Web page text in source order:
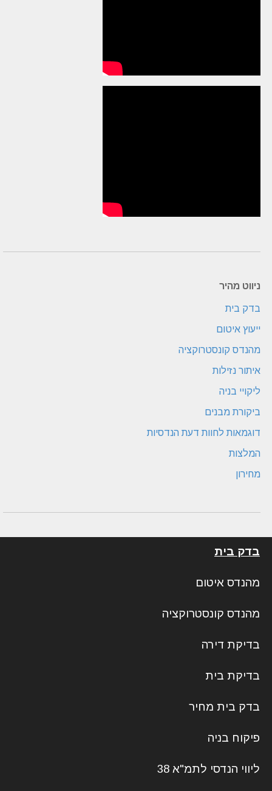
ניווט מהיר
בדק בית
ייעוץ איטום
מהנדס קונסטרוקציה
איתור נזילות
ליקויי בניה
ביקורת מבנים
דוגמאות לחוות דעת הנדסיות
המלצות
מחירון
בדק בית
מהנדס איטום
מהנדס קונסטרוקציה
בדיקת דירה
בדיקת בית
בדק בית מחיר
פיקוח בניה
ליווי הנדסי לתמ"א 38